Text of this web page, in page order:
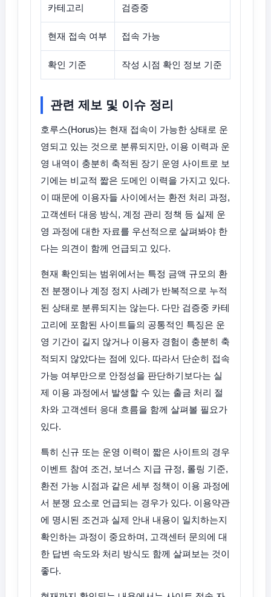
카테고리 검증중
현재 접속 여부 접속 가능
확인 기준 작성 시점 확인 정보 기준
관련 제보 및 이슈 정리
호루스(Horus)는 현재 접속이 가능한 상태로 운
영되고 있는 것으로 분류되지만, 이용 이력과 운
영 내역이 충분히 축적된 장기 운영 사이트로 보
기에는 비교적 짧은 도메인 이력을 가지고 있다.
이 때문에 이용자들 사이에서는 환전 처리 과정,
고객센터 대응 방식, 계정 관리 정책 등 실제 운
영 과정에 대한 자료를 우선적으로 살펴봐야 한
다는 의견이 함께 언급되고 있다.
현재 확인되는 범위에서는 특정 금액 규모의 환
전 분쟁이나 계정 정지 사례가 반복적으로 누적
된 상태로 분류되지는 않는다. 다만 검증중 카테
고리에 포함된 사이트들의 공통적인 특징은 운
영 기간이 길지 않거나 이용자 경험이 충분히 축
적되지 않았다는 점에 있다. 따라서 단순히 접속
가능 여부만으로 안정성을 판단하기보다는 실
제 이용 과정에서 발생할 수 있는 출금 처리 절
차와 고객센터 응대 흐름을 함께 살펴볼 필요가
있다.
특히 신규 또는 운영 이력이 짧은 사이트의 경우
이벤트 참여 조건, 보너스 지급 규정, 롤링 기준,
환전 가능 시점과 같은 세부 정책이 이용 과정에
서 분쟁 요소로 언급되는 경우가 있다. 이용약관
에 명시된 조건과 실제 안내 내용이 일치하는지
확인하는 과정이 중요하며, 고객센터 문의에 대
한 답변 속도와 처리 방식도 함께 살펴보는 것이
좋다.